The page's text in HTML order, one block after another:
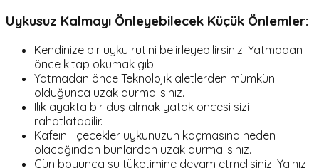
Uykusuz Kalmayı Önleyebilecek Küçük Önlemler:
Kendinize bir uyku rutini belirleyebilirsiniz. Yatmadan
önce kitap okumak gibi.
Yatmadan önce Teknolojik aletlerden mümkün
olduğunca uzak durmalısınız.
Ilık ayakta bir duş almak yatak öncesi sizi
rahatlatabilir.
Kafeinli içecekler uykunuzun kaçmasına neden
olacağından bunlardan uzak durmalısınız.
Gün boyunca su tüketimine devam etmelisiniz. Yalnız